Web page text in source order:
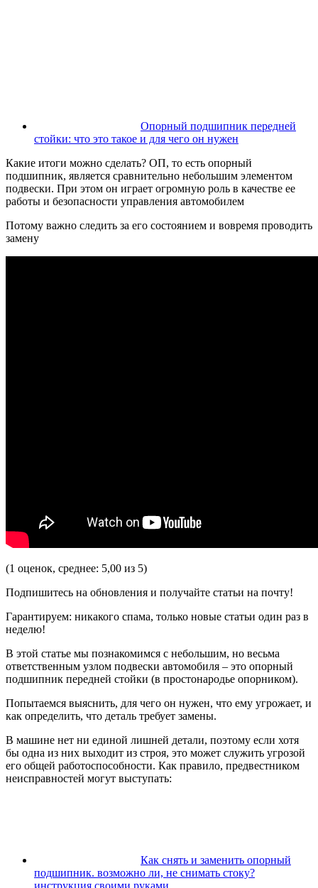
Опорный подшипник передней
стойки: что это такое и для чего он нужен
Какие итоги можно сделать? ОП, то есть опорный
подшипник, является сравнительно небольшим элементом
подвески. При этом он играет огромную роль в качестве ее
работы и безопасности управления автомобилем
Потому важно следить за его состоянием и вовремя проводить
замену
(1 оценок, среднее: 5,00 из 5)
Подпишитесь на обновления и получайте статьи на почту!
Гарантируем: никакого спама, только новые статьи один раз в
неделю!
В этой статье мы познакомимся с небольшим, но весьма
ответственным узлом подвески автомобиля – это опорный
подшипник передней стойки (в простонародье опорником).
Попытаемся выяснить, для чего он нужен, что ему угрожает, и
как определить, что деталь требует замены.
В машине нет ни единой лишней детали, поэтому если хотя
бы одна из них выходит из строя, это может служить угрозой
его общей работоспособности. Как правило, предвестником
неисправностей могут выступать:
Как снять и заменить опорный
подшипник. возможно ли, не снимать стоку?
инструкция своими руками